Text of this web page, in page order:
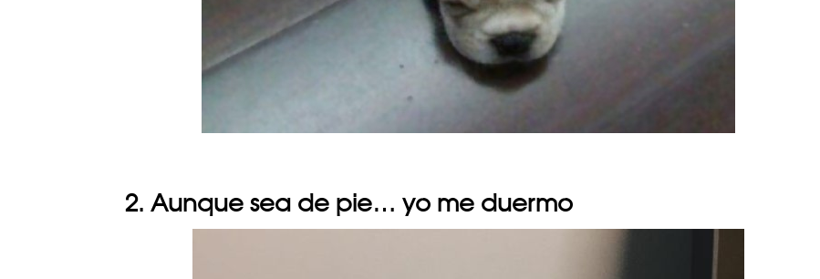
2. Aunque sea de pie… yo me duermo